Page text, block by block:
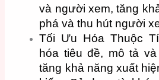
và người xem, tăng
phá và thu hút người
Tối Ưu Hóa Thuộc
hóa tiêu đề, mô tả
tăng khả năng xuất